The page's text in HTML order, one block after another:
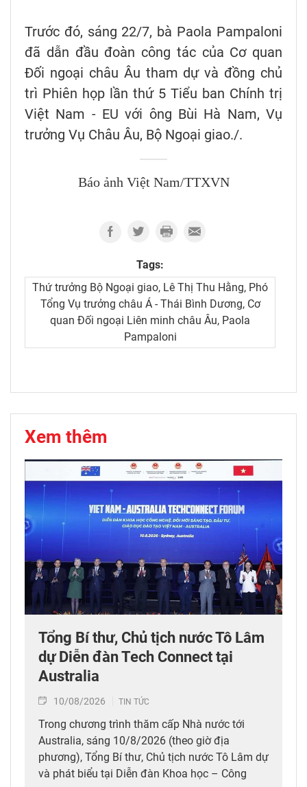
Trước đó, sáng 22/7, bà Paola Pampaloni
đã dẫn đầu đoàn công tác của Cơ quan
Đối ngoại châu Âu tham dự và đồng chủ
trì Phiên họp lần thứ 5 Tiểu ban Chính trị
Việt Nam - EU với ông Bùi Hà Nam, Vụ
trưởng Vụ Châu Âu, Bộ Ngoại giao./.
Báo ảnh Việt Nam/TTXVN
Tags:
Thứ trưởng Bộ Ngoại giao, Lê Thị Thu Hằng, Phó
Tổng Vụ trưởng châu Á - Thái Bình Dương, Cơ
quan Đối ngoại Liên minh châu Âu, Paola
Pampaloni
Xem thêm
Tổng Bí thư, Chủ tịch nước Tô Lâm
dự Diễn đàn Tech Connect tại
Australia
10/08/2026 TIN TỨC
Trong chương trình thăm cấp Nhà nước tới
Australia, sáng 10/8/2026 (theo giờ địa
phương), Tổng Bí thư, Chủ tịch nước Tô Lâm dự
và phát biểu tại Diễn đàn Khoa học – Công